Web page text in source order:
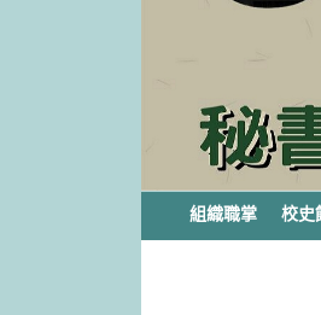
組織職掌 校史